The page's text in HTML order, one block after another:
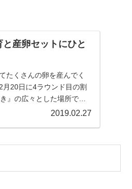
産卵セットにひと
たくさんの卵を産んでく
20日に4ラウンド目の割
』の広々とした場所でゆ
2019.02.27